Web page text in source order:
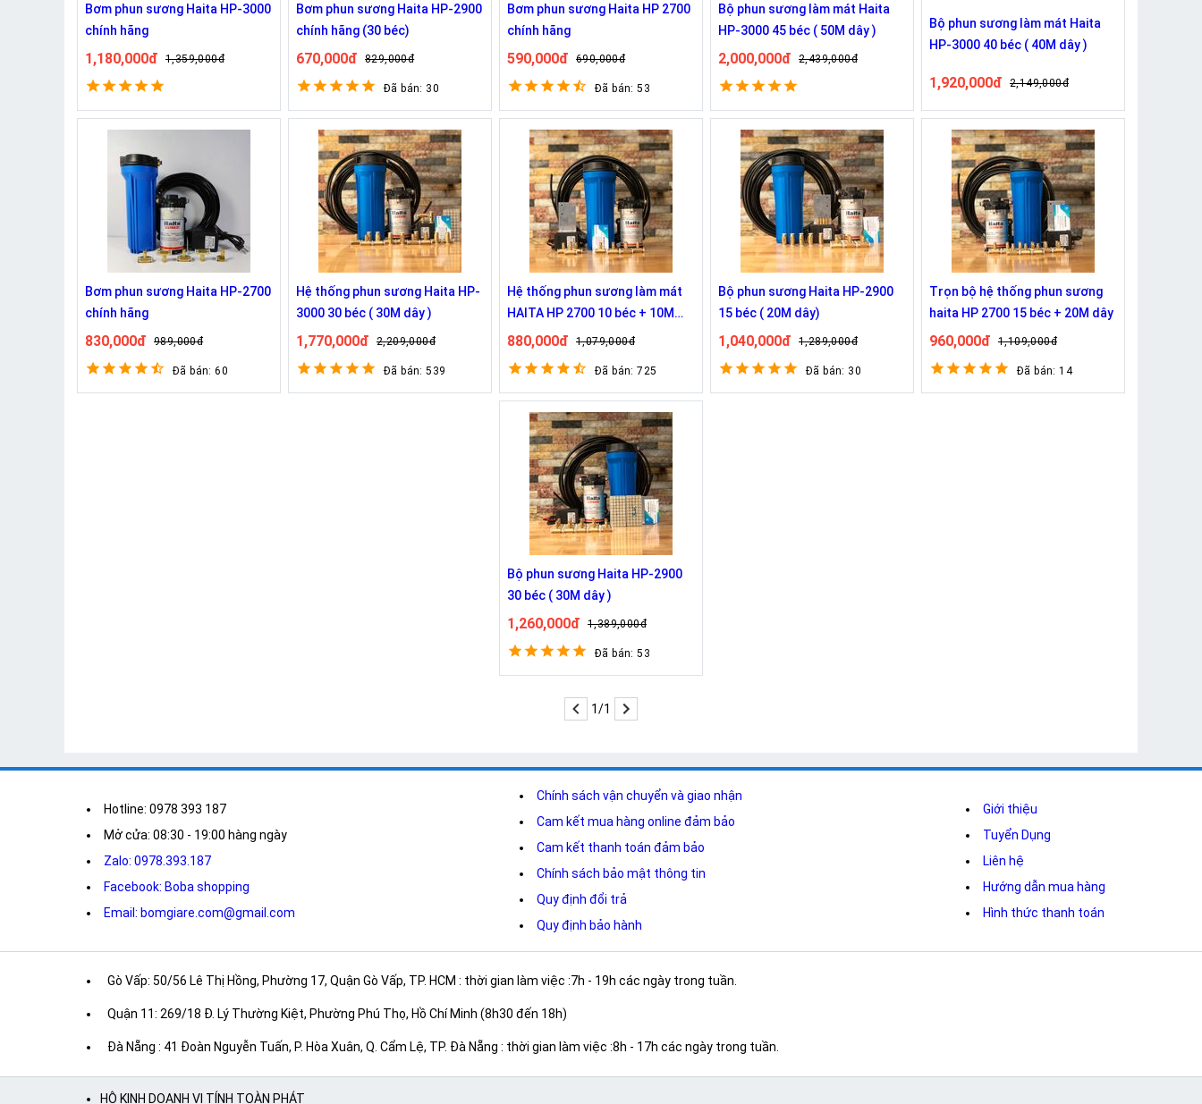
Bơm phun sương Haita HP-3000
chính hãng
1,180,000đ 1,359,000đ
Bơm phun sương Haita HP-2900
chính hãng (30 béc)
670,000đ 829,000đ
Đã bán: 30
Bơm phun sương Haita HP 2700
chính hãng
590,000đ 690,000đ
Đã bán: 53
Bộ phun sương làm mát Haita
HP-3000 45 béc ( 50M dây )
2,000,000đ 2,439,000đ
Bộ phun sương làm mát Haita
HP-3000 40 béc ( 40M dây )
1,920,000đ 2,149,000đ
Bơm phun sương Haita HP-2700
chính hãng
830,000đ 989,000đ
Đã bán: 60
Hệ thống phun sương Haita HP-
3000 30 béc ( 30M dây )
1,770,000đ 2,209,000đ
Đã bán: 539
Hệ thống phun sương làm mát
HAITA HP 2700 10 béc + 10M
dây
880,000đ 1,079,000đ
Đã bán: 725
Bộ phun sương Haita HP-2900
15 béc ( 20M dây)
1,040,000đ 1,289,000đ
Đã bán: 30
Trọn bộ hệ thống phun sương
haita HP 2700 15 béc + 20M dây
960,000đ 1,109,000đ
Đã bán: 14
Bộ phun sương Haita HP-2900
30 béc ( 30M dây )
1,260,000đ 1,389,000đ
Đã bán: 53
1/1
Hotline: 0978 393 187
Mở cửa: 08:30 - 19:00 hàng ngày
Zalo: 0978.393.187
Facebook: Boba shopping
Email: bomgiare.com@gmail.com
Chính sách vận chuyển và giao nhận
Cam kết mua hàng online đảm bảo
Cam kết thanh toán đảm bảo
Chính sách bảo mật thông tin
Quy định đổi trả
Quy định bảo hành
Giới thiệu
Tuyển Dụng
Liên hệ
Hướng dẫn mua hàng
Hình thức thanh toán
Gò Vấp: 50/56 Lê Thị Hồng, Phường 17, Quận Gò Vấp, TP. HCM : thời gian làm việc :7h - 19h các ngày trong tuần.
Quận 11: 269/18 Đ. Lý Thường Kiệt, Phường Phú Thọ, Hồ Chí Minh (8h30 đến 18h)
Đà Nẵng : 41 Đoàn Nguyễn Tuấn, P. Hòa Xuân, Q. Cẩm Lệ, TP. Đà Nẵng : thời gian làm việc :8h - 17h các ngày trong tuần.
HỘ KINH DOANH VI TÍNH TOÀN PHÁT